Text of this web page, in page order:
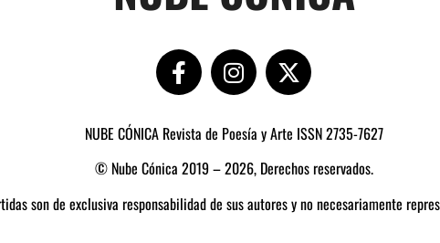
NUBE CÓNICA Revista de Poesía y Arte ISSN 2735-7627
© Nube Cónica 2019 – 2026, Derechos reservados.
son de exclusiva responsabilidad de sus autores y no necesariamente